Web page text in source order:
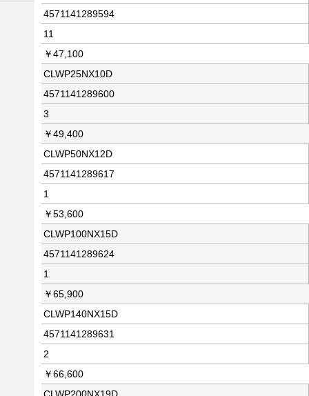
4571141289594
11
￥47,100
CLWP25NX10D
4571141289600
3
￥49,400
CLWP50NX12D
4571141289617
1
￥53,600
CLWP100NX15D
4571141289624
1
￥65,900
CLWP140NX15D
4571141289631
2
￥66,600